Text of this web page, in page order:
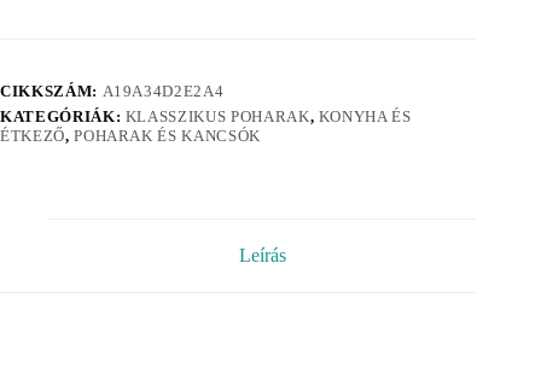
CIKKSZÁM: A19A34D2E2A4
KATEGÓRIÁK: KLASSZIKUS POHARAK, KONYHA ÉS
ÉTKEZŐ,POHARAK ÉS KANCSÓK
Leírás